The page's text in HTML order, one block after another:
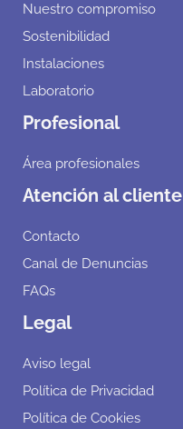
Nuestro compromiso
Sostenibilidad
Instalaciones
Laboratorio
Profesional
Área profesionales
Atención al cliente
Contacto
Canal de Denuncias
FAQs
Legal
Aviso legal
Política de Privacidad
Política de Cookies